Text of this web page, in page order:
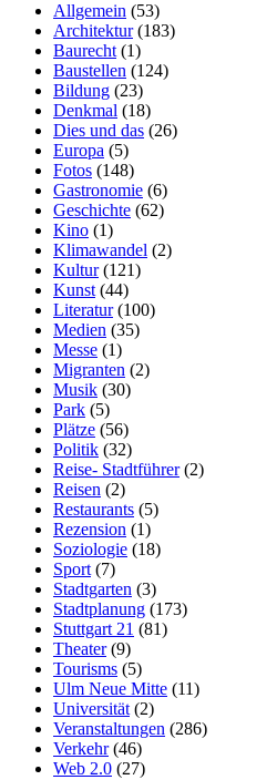
Allgemein (53)
Architektur(183)
Baurecht (1)
Baustellen (124)
Bildung (23)
Denkmal (18)
Dies und das (26)
Europa (5)
Fotos (148)
Gastronomie (6)
Geschichte (62)
Kino (1)
Klimawandel (2)
Kultur(121)
Kunst (44)
Literatur(100)
Medien (35)
Messe (1)
Migranten (2)
Musik (30)
Park (5)
Plätze (56)
Politik (32)
Reise- Stadtführer(2)
Reisen (2)
Restaurants (5)
Rezension (1)
Soziologie (18)
Sport (7)
Stadtgarten (3)
Stadtplanung (173)
Stuttgart 21 (81)
Theater(9)
Tourisms (5)
Ulm Neue Mitte (11)
Universität (2)
Veranstaltungen (286)
Verkehr(46)
Web 2.0 (27)